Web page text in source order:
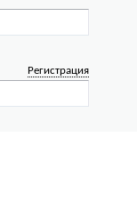
Регистрация